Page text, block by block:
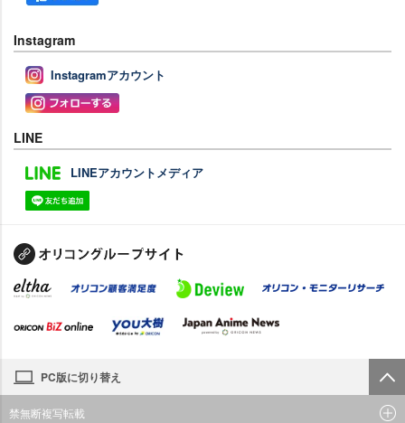
Instagram
Instagramアカウント
LINE
LINEアカウントメディア
PC版に切り替え
禁無断複写転載